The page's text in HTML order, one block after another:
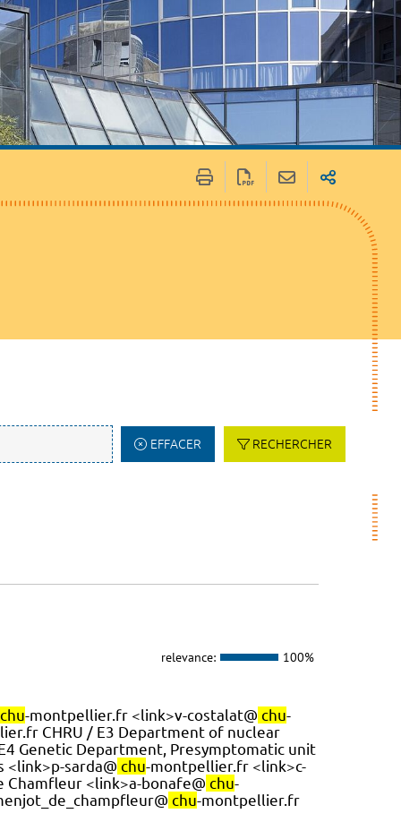
EFFACER RECHERCHER
relevance: 100%
chu-montpellier.fr <link>v-costalat@ chu-
CHRU / E3 Department of nuclear
Genetic Department, Presymptomatic unit
<link>p-sarda@ chu-montpellier.fr <link>c-
<link>a-bonafe@ chu-
chu-montpellier.fr